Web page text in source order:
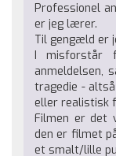
Professionel
er jeg lærer.
Til gengæld er
I misforstår
anmeldelsen,
tragedie -
eller realistisk
Filmen er det
den er filmet
et smalt/lille